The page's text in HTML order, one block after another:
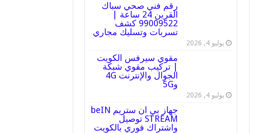
رقم فني صحي سباك
القرين 24 ساعة |
99009522 كشف
تسربات وتسليك مجاري
يوليو 4, 2026
مقوي سيرفس الكويت
| تركيب مقوي شبكة
الجوال والإنترنت 4G
و5G
يوليو 4, 2026
جهاز بي ان ستريم beIN
STREAM توصيل
واشتراك فوري بالكويت